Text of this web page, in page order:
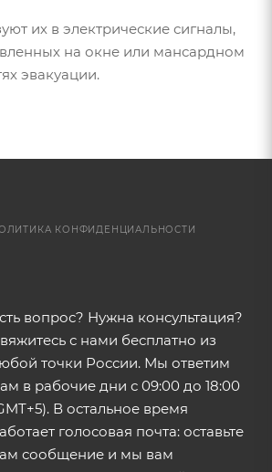
их в электрические сигналы,
на окне или мансардном
эвакуации.
КОНФИДЕНЦИАЛЬНОСТИ
вопрос? Нужна консультация?
с нами бесплатно из
точки России. Мы ответим
в рабочие дни с 09:00 до 18:00
В остальное время
голосовая почта: оставьте
сообщение и мы вам